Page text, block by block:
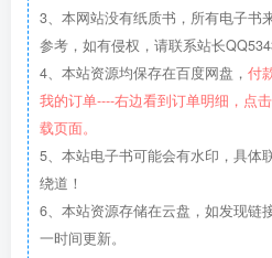
3、本网站没有纸质书，所有电子书
参考，如有侵权，请联系站长
4、本站资源均保存在百度网盘， 付
我的订单----右边看到订单明细，点
载页面。
5、本站电子书可能会有水印，具体
绕道！
6、本站资源存储在云盘，如发现链
一时间更新。